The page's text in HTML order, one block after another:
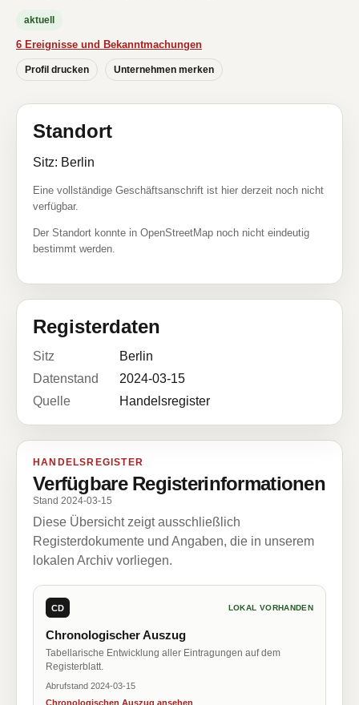
aktuell
6 Ereignisse und Bekanntmachungen
Profil drucken Unternehmen merken
Standort
Sitz: Berlin
Eine vollständige Geschäftsanschrift ist hier derzeit noch nicht
verfügbar.
Der Standort konnte in OpenStreetMap noch nicht eindeutig
bestimmt werden.
Registerdaten
Sitz
Berlin
Datenstand
2024-03-15
Quelle
Handelsregister
HANDELSREGISTER
Verfügbare Registerinformationen
Stand 2024-03-15
Diese Übersicht zeigt ausschließlich
Registerdokumente und Angaben, die in unserem
lokalen Archiv vorliegen.
CD LOKAL VORHANDEN
Chronologischer Auszug
Tabellarische Entwicklung aller Eintragungen auf dem
Registerblatt.
Abrufstand 2024-03-15
Chronologischen Auszug ansehen